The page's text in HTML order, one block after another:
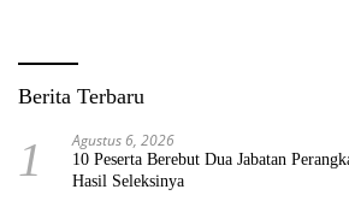
Berita Terbaru
1 Agustus 6, 2026
10 Peserta Berebut Dua Jabatan
Hasil Seleksinya